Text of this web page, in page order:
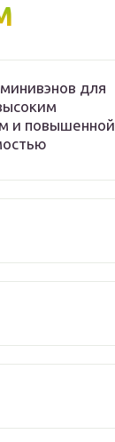
для
и повышенной